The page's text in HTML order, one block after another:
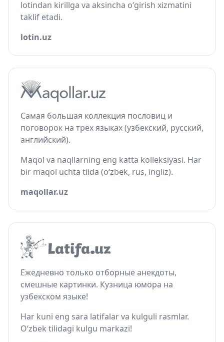
lotindan kirillga va aksincha o‘girish xizmatini
taklif etadi.
lotin.uz
Самая большая коллекция пословиц и
поговорок на трёх языках (узбекский, русский,
английский).
Maqol va naqllarning eng katta kolleksiyasi. Har
bir maqol uchta tilda (o‘zbek, rus, ingliz).
maqollar.uz
Ежедневно только отборные анекдоты,
смешные картинки. Кузница юмора на
узбекском языке!
Har kuni eng sara latifalar va kulguli rasmlar.
O‘zbek tilidagi kulgu markazi!